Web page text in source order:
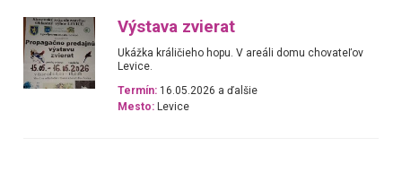
Výstava zvierat
Ukážka králičieho hopu. V areáli domu chovateľov
Levice.
Termín: 16.05.2026 a ďalšie
Mesto: Levice